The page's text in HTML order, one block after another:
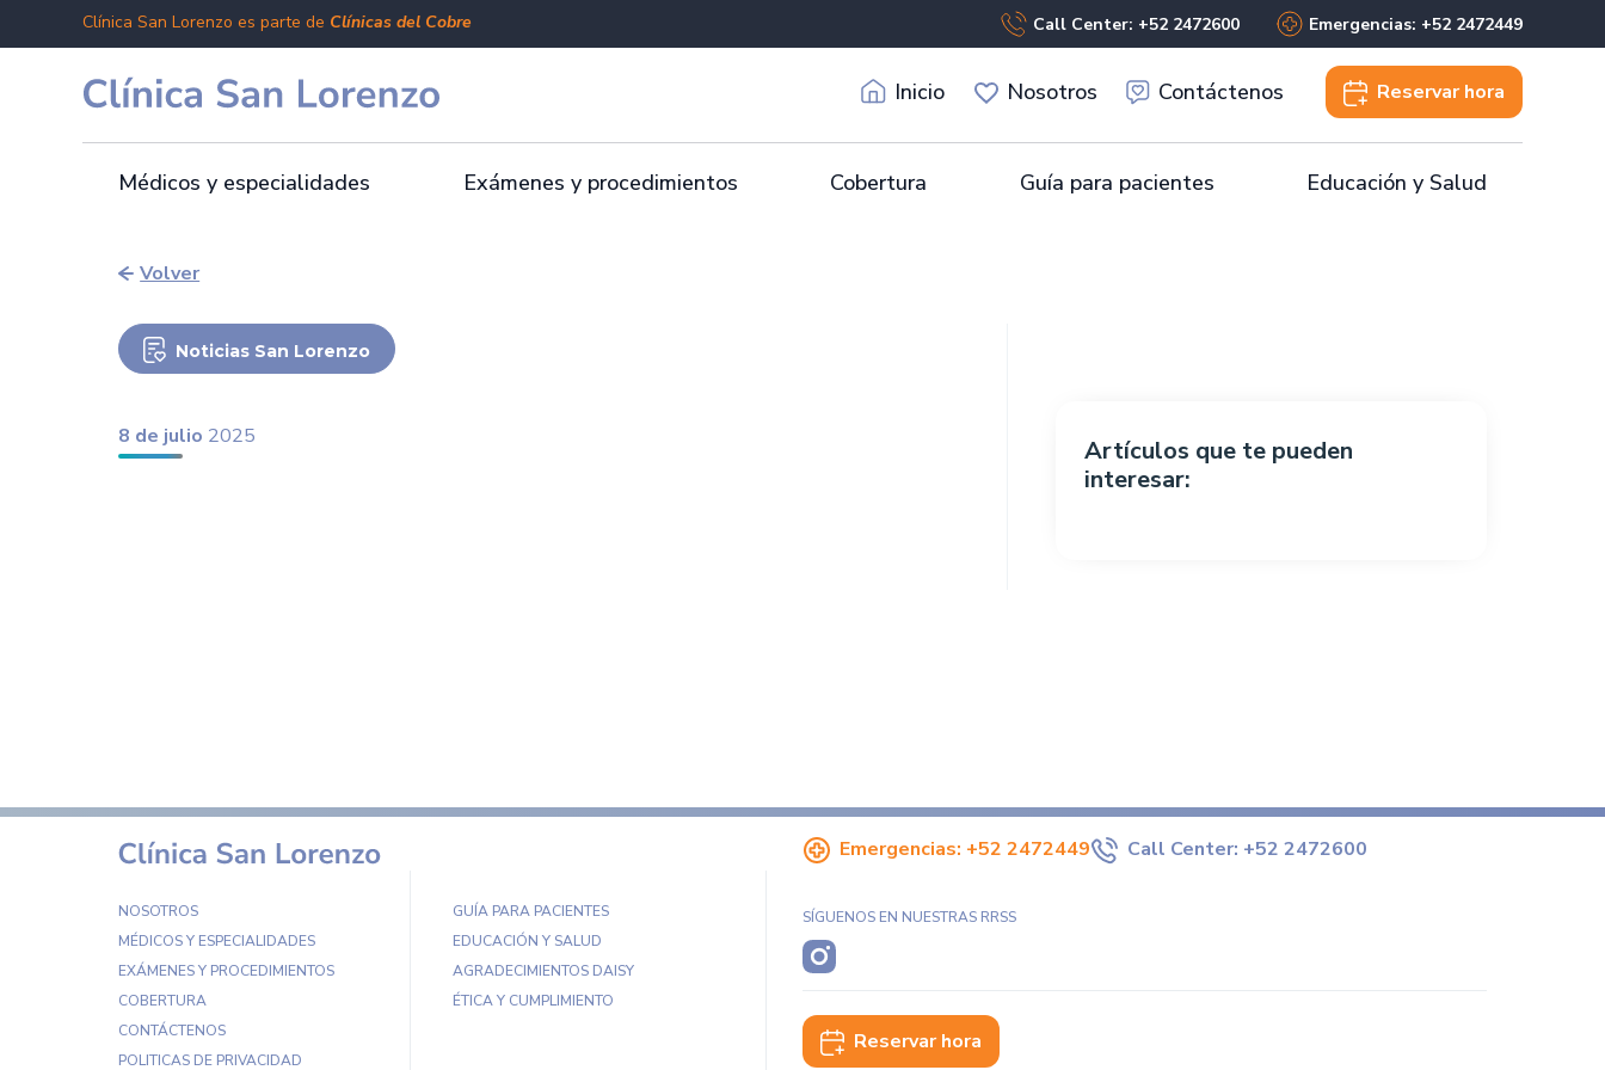
Clínica San Lorenzo es parte de Clínicas del Cobre Call Center: +52 2472600 Emergencias: +52 2472449
Inicio Nosotros Contáctenos Reservar hora
Médicos y especialidades Exámenes y procedimientos Cobertura Guía para pacientes Educación y Salud
Volver
Noticias San Lorenzo
8 de julio 2025
Artículos que te pueden
interesar:
NOSOTROS
MÉDICOS Y ESPECIALIDADES
EXÁMENES Y PROCEDIMIENTOS
COBERTURA
CONTÁCTENOS
POLITICAS DE PRIVACIDAD
GUÍA PARA PACIENTES
EDUCACIÓN Y SALUD
AGRADECIMIENTOS DAISY
ÉTICA Y CUMPLIMIENTO
Emergencias: +52 2472449 Call Center: +52 2472600
SÍGUENOS EN NUESTRAS RRSS
Reservar hora